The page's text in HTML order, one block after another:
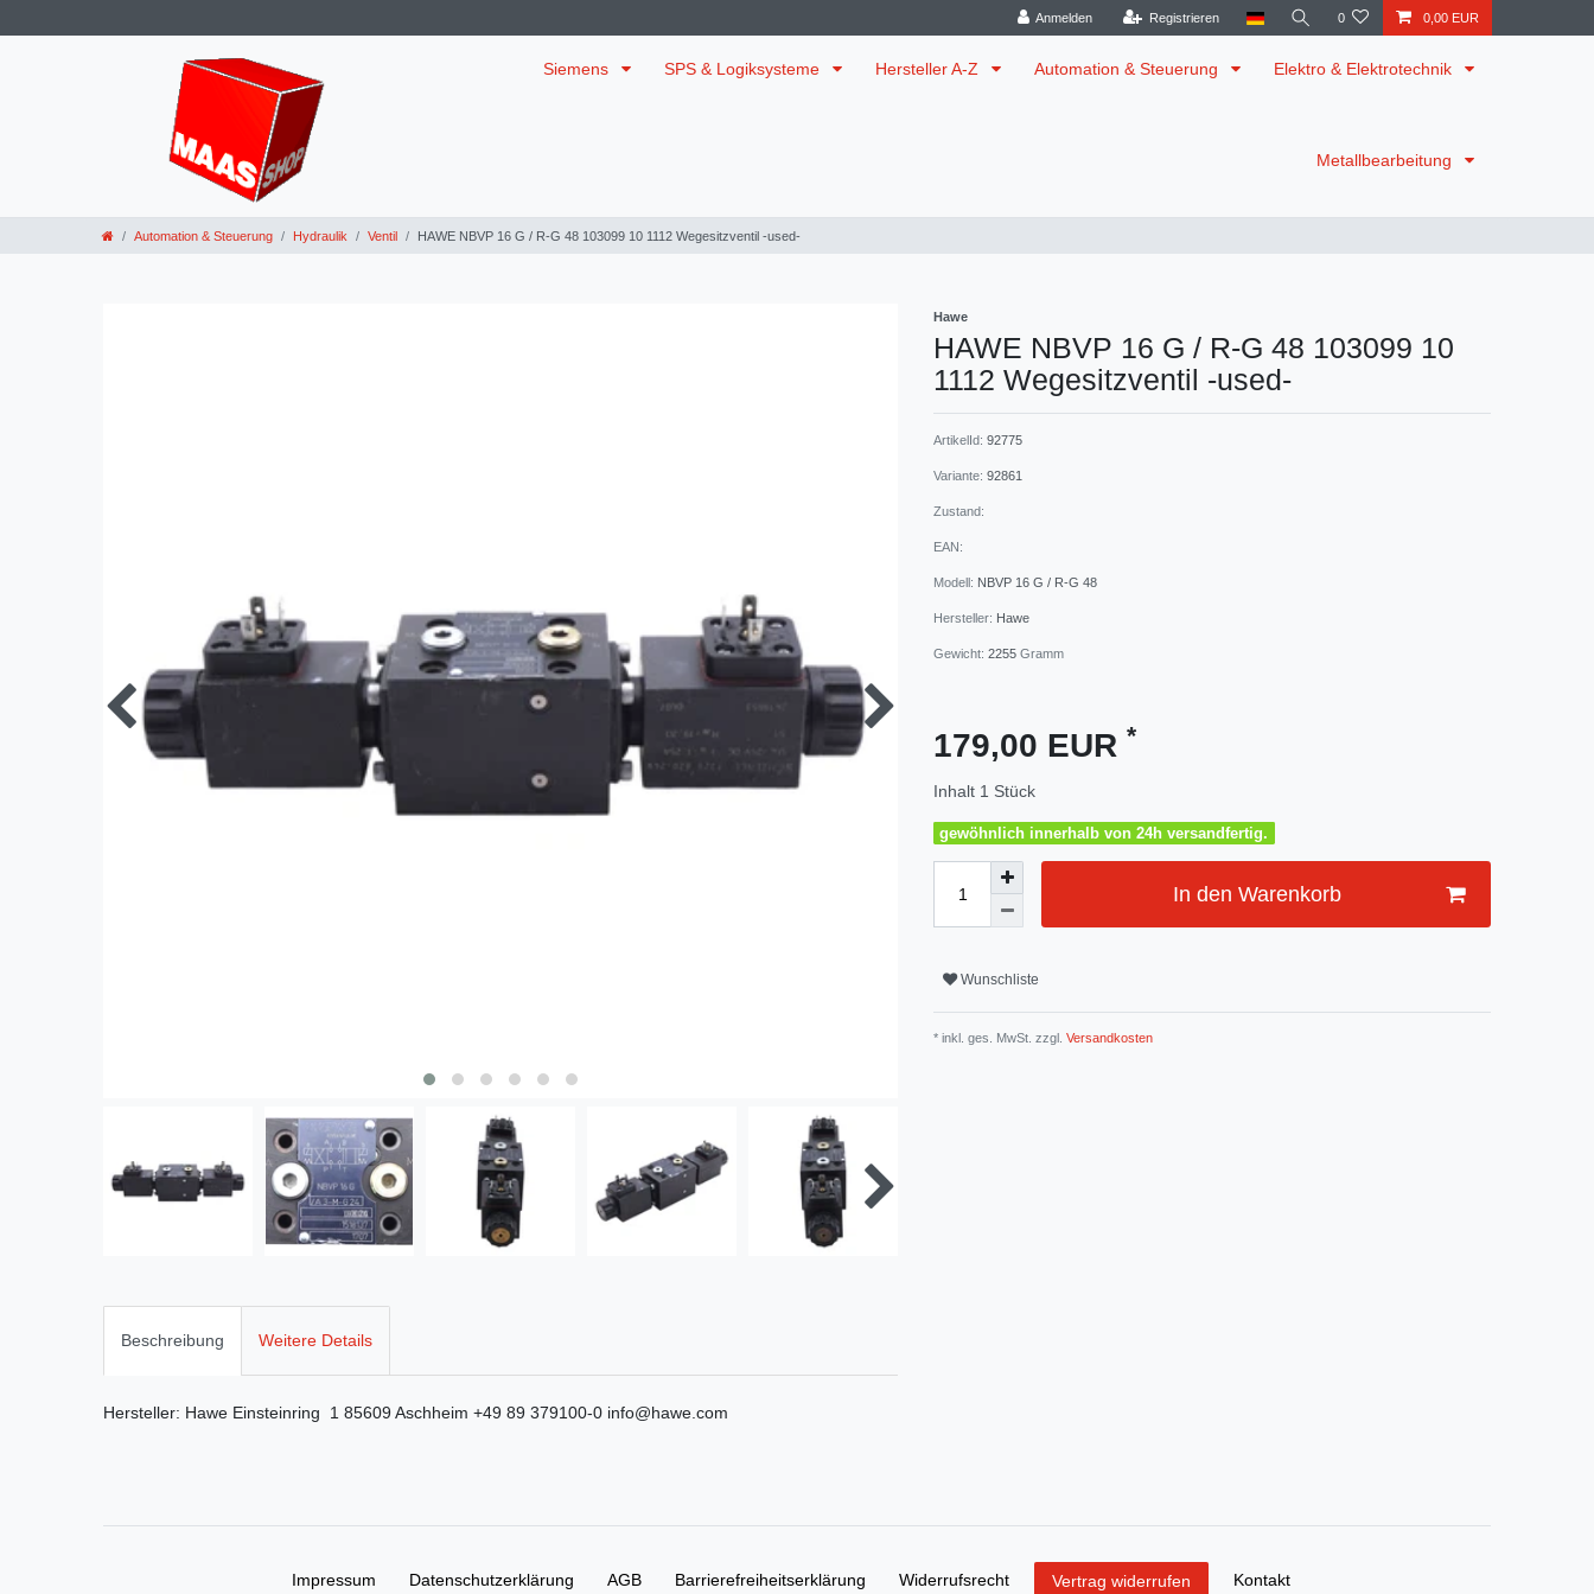
Anmelden Registrieren 0 0,00 EUR
Siemens SPS & Logiksysteme Hersteller A-Z Automation & Steuerung Elektro & Elektrotechnik
Metallbearbeitung
Automation & Steuerung Hydraulik Ventil HAWE NBVP 16 G / R-G 48 103099 10 1112 Wegesitzventil -used-
Beschreibung Weitere Details
Hersteller: Hawe Einsteinring 1 85609Aschheim +49 89 379100-0 info@hawe.com
Hawe
HAWE NBVP 16 G / R-G 48 103099 10
1112 Wegesitzventil -used-
ArtikelId: 92775
Variante: 92861
Zustand:
EAN:
Modell: NBVP 16 G / R-G 48
Hersteller: Hawe
Gewicht: 2255 Gramm
179,00 EUR *
Inhalt 1 Stück
gewöhnlich innerhalb von 24h versandfertig.
In den Warenkorb
Wunschliste
* inkl. ges. MwSt. zzgl. Versandkosten
Impressum Daten­schutz­erklärung AGB Barrierefreiheitserklärung Widerrufs­recht Vertrag widerrufen Kontakt